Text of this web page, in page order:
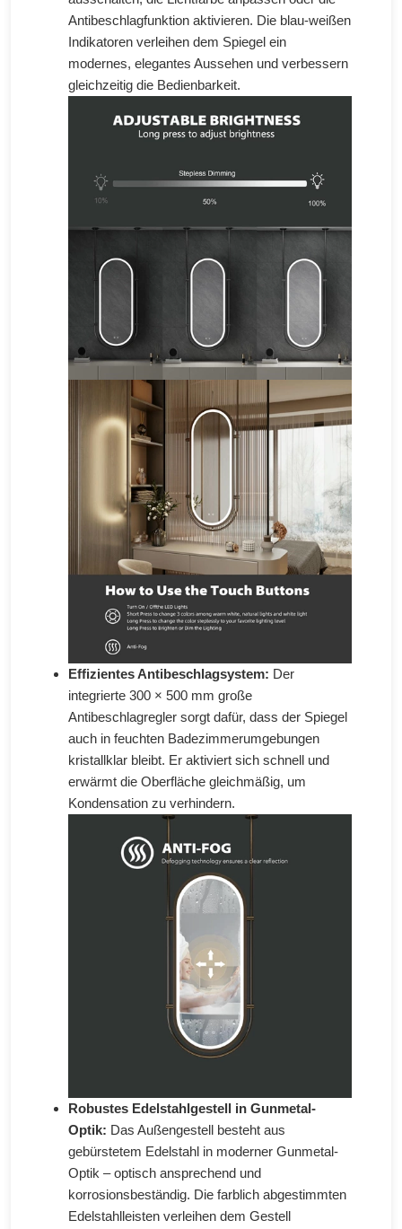
Antibeschlagfunktion aktivieren. Die blau-weißen
Indikatoren verleihen dem Spiegel ein
modernes, elegantes Aussehen und verbessern
gleichzeitig die Bedienbarkeit.
Effizientes Antibeschlagsystem: Der
integrierte 300 × 500 mm große
Antibeschlagregler sorgt dafür, dass der Spiegel
auch in feuchten Badezimmerumgebungen
kristallklar bleibt. Er aktiviert sich schnell und
erwärmt die Oberfläche gleichmäßig, um
Kondensation zu verhindern.
Robustes Edelstahlgestell in Gunmetal-
Optik: Das Außengestell besteht aus
gebürstetem Edelstahl in moderner Gunmetal-
Optik – optisch ansprechend und
korrosionsbeständig. Die farblich abgestimmten
Edelstahlleisten verleihen dem Gestell